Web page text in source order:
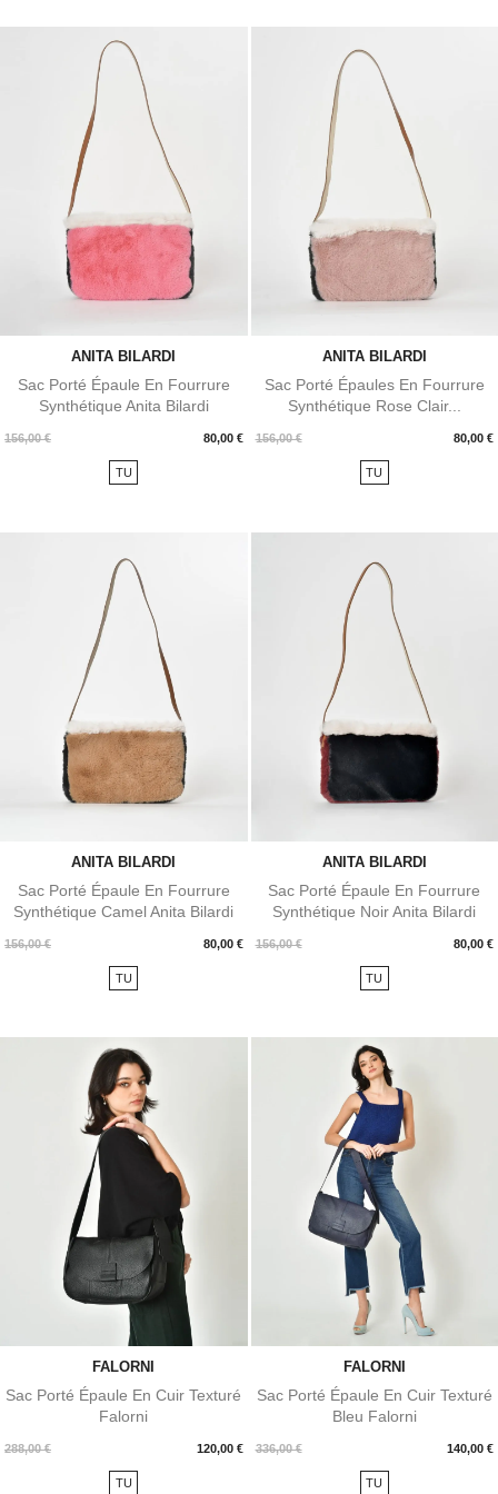
ANITA BILARDI
Sac Porté Épaule En Fourrure
Synthétique Anita Bilardi
156,00 € 80,00 €
Prix
TU
ANITA BILARDI
Sac Porté Épaules En Fourrure
Synthétique Rose Clair...
156,00 € 80,00 €
Prix
TU
ANITA BILARDI
Sac Porté Épaule En Fourrure
Synthétique Camel Anita Bilardi
156,00 € 80,00 €
Prix
TU
ANITA BILARDI
Sac Porté Épaule En Fourrure
Synthétique Noir Anita Bilardi
156,00 € 80,00 €
Prix
TU
FALORNI
Sac Porté Épaule En Cuir Texturé
Falorni
288,00 € 120,00 €
Prix
TU
FALORNI
Sac Porté Épaule En Cuir Texturé
Bleu Falorni
336,00 € 140,00 €
Prix
TU